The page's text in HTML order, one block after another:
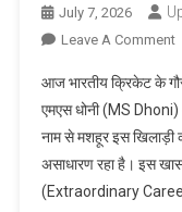
July 7, 2026
Leave A Comment
आज भारतीय क्रिकेट के
एमएस धोनी (MS Dhoni)
नाम से मशहूर इस खिलाड़ी
असाधारण रहा है। इस
(Extraordinary